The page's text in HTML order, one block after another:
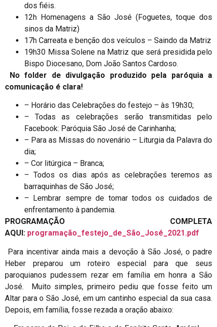
dos fiéis.
12h Homenagens a São José (Foguetes, toque dos
sinos da Matriz)
17h Carreata e benção dos veículos – Saindo da Matriz
19h30 Missa Solene na Matriz que será presidida pelo
Bispo Diocesano, Dom João Santos Cardoso.
No folder de divulgação produzido pela paróquia a
comunicação é clara!
– Horário das Celebrações do festejo – às 19h30;
– Todas as celebrações serão transmitidas pelo
Facebook: Paróquia São José de Carinhanha;
– Para as Missas do novenário – Liturgia da Palavra do
dia;
– Cor litúrgica – Branca;
– Todos os dias após as celebrações teremos as
barraquinhas de São José;
– Lembrar sempre de tomar todos os cuidados de
enfrentamento à pandemia.
PROGRAMAÇÃO COMPLETA
AQUI: programação_festejo_de_São_José_2021.pdf
Para incentivar ainda mais a devoção à São José, o padre
Heber preparou um roteiro especial para que seus
paroquianos pudessem rezar em família em honra a São
José. Muito simples, primeiro pediu que fosse feito um
Altar para o São José, em um cantinho especial da sua casa.
Depois, em família, fosse rezada a oração abaixo: